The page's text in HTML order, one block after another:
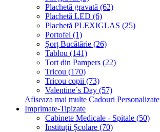
Plachetă gravată (62)
Plachetă LED (6)
Plachetă PLEXIGLAS (25)
Portofel (1)
Șorț Bucătărie (26)
Tablou (141)
Tort din Pampers (22)
Tricou (170)
Tricou copii (73)
Valentine´s Day (57)
Afiseaza mai multe Cadouri Personalizate
Imprimate-Tipizate
Cabinete Medicale - Spitale (50)
Instituții Școlare (70)